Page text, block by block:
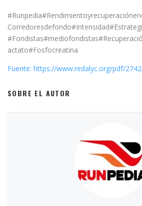
actato#Fosfocreatina
Fuente: https://www.redalyc.org/pdf/
SOBRE EL AUTOR